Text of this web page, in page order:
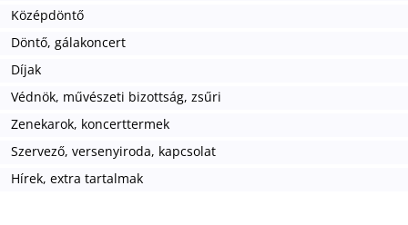
Középdöntő
Döntő, gálakoncert
Díjak
Védnök, művészeti bizottság, zsűri
Zenekarok, koncerttermek
Szervező, versenyiroda, kapcsolat
Hírek, extra tartalmak